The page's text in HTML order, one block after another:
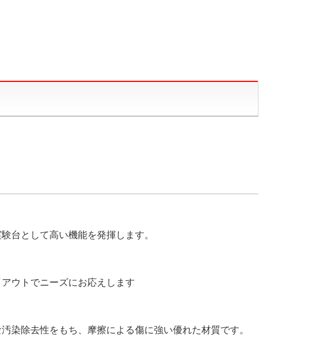
台として高い機能を発揮します。
ウトでニーズにお応えします
染除去性をもち、摩擦による傷に強い優れた材質です。